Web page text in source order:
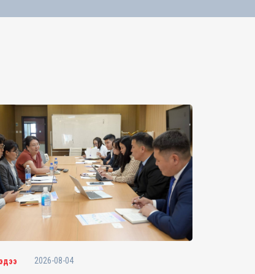
2026-08-04